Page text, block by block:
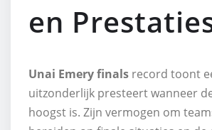
en
Unai Emery finals record toont
uitzonderlijk presteert wanneer
hoogst is. Zijn vermogen om